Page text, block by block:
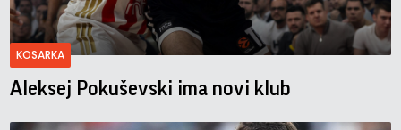
KOSARKA
Aleksej Pokuševski ima novi klub